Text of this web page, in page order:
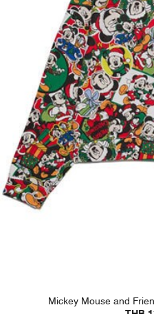
Mickey Mouse and